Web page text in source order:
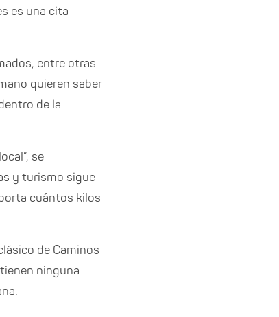
es una cita
entre otras
quieren saber
de la
se
y turismo sigue
cuántos kilos
de Caminos
ninguna